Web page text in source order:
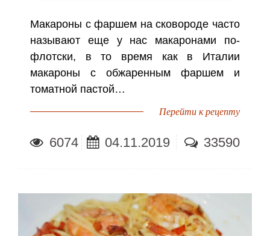
Макароны с фаршем на сковороде часто
называют еще у нас макаронами по-
флотски, в то время как в Италии
макароны с обжаренным фаршем и
томатной пастой…
Перейти к рецепту
6074 04.11.2019 33590